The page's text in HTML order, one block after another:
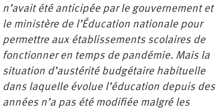
n’avait été anticipée par le gouvernement et
le ministère de l’Éducation nationale pour
permettre aux établissements scolaires de
fonctionner en temps de pandémie. Mais la
situation d’austérité budgétaire habituelle
dans laquelle évolue l’éducation depuis des
années n’a pas été modifiée malgré les